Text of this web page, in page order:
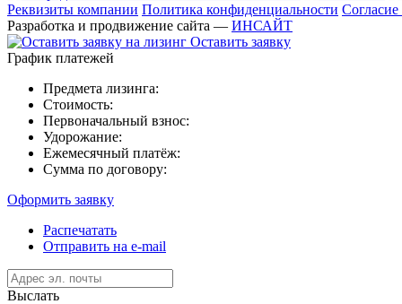
Реквизиты компании Политика конфиденциальности
Разработка и продвижение сайта — ИНСАЙТ
Оставить заявку
График платежей
Предмета лизинга:
Стоимость:
Первоначальный взнос:
Удорожание:
Ежемесячный платёж:
Сумма по договору:
Оформить заявку
Распечатать
Отправить на e-mail
Выслать